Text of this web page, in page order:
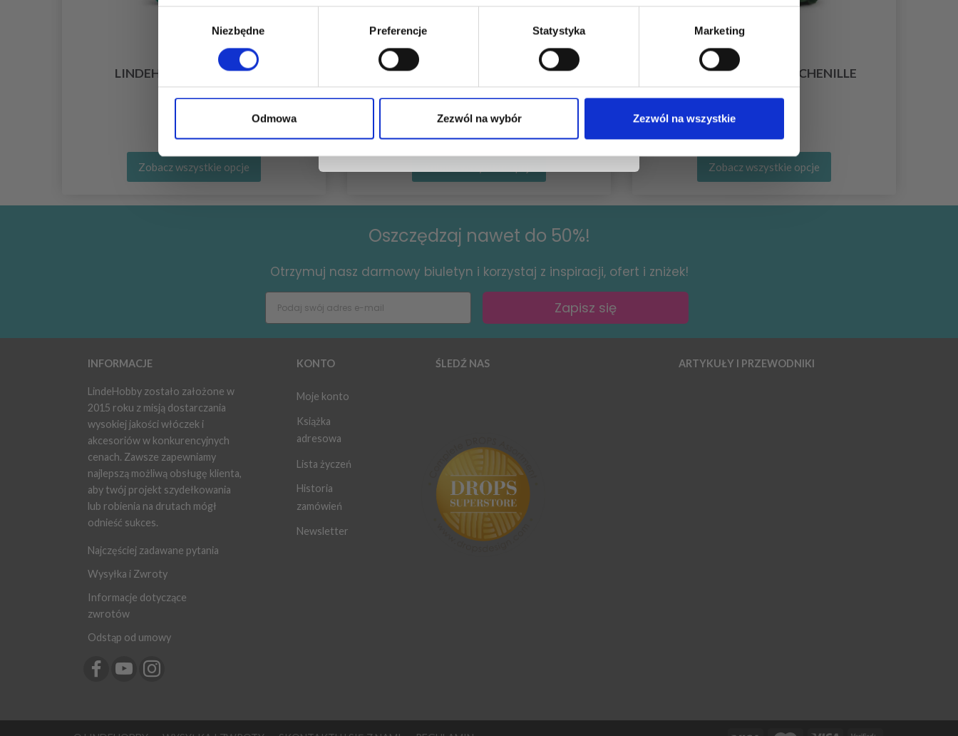
Niezbędne Preferencje Statystyka Marketing
Odmowa Zezwól na wybór Zezwól na wszystkie
LINDEHOBBY COTTON 8/4
11,40 zł
Zobacz wszystkie opcje
LANA GROSSA COLORISSIMO
67,80 zł
LINDEHOBBY FUZZY CHENILLE
27,95 zł
Zobacz wszystkie opcje
Oszczędzaj nawet do 50%!
Otrzymuj nasz darmowy biuletyn i korzystaj z inspiracji, ofert i zniżek!
Zapisz się
INFORMACJE
LindeHobby zostało założone w
2015 roku z misją dostarczania
wysokiej jakości włóczek i
akcesoriów w konkurencyjnych
cenach. Zawsze zapewniamy
najlepszą możliwą obsługę klienta,
aby twój projekt szydełkowania
lub robienia na drutach mógł
odnieść sukces.
Najczęściej zadawane pytania
Wysyłka i Zwroty
Informacje dotyczące
zwrotów
Odstąp od umowy
KONTO
Moje konto
Książka
adresowa
Lista życzeń
Historia
zamówień
Newsletter
ŚLEDŹ NAS ARTYKUŁY I PRZEWODNIKI
Tak, zapisz mnie!
Nie, dziękuję